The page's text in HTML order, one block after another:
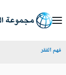
الفقر